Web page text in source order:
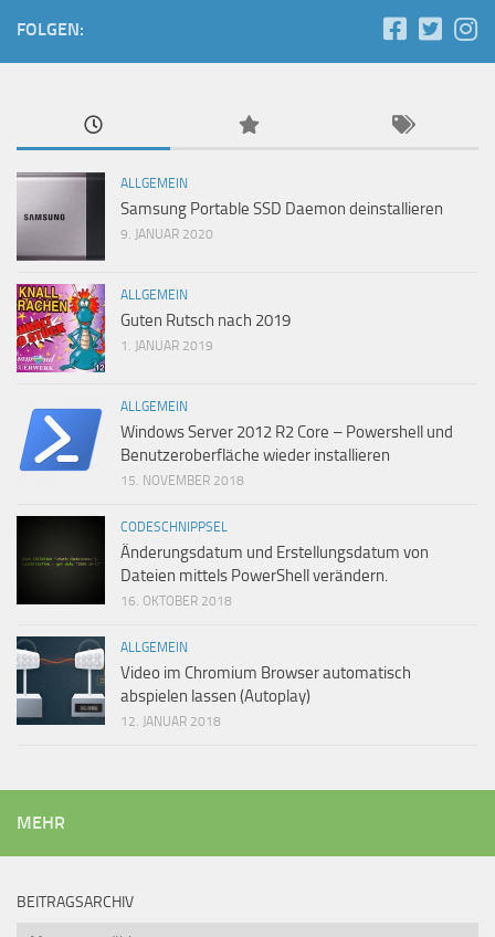
FOLGEN:
ALLGEMEIN
Samsung Portable SSD Daemon deinstallieren
9. JANUAR 2020
ALLGEMEIN
Guten Rutsch nach 2019
1. JANUAR 2019
ALLGEMEIN
Windows Server 2012 R2 Core – Powershell und
Benutzeroberfläche wieder installieren
15. NOVEMBER 2018
CODESCHNIPPSEL
Änderungsdatum und Erstellungsdatum von
Dateien mittels PowerShell verändern.
16. OKTOBER 2018
ALLGEMEIN
Video im Chromium Browser automatisch
abspielen lassen (Autoplay)
12. JANUAR 2018
MEHR
BEITRAGSARCHIV